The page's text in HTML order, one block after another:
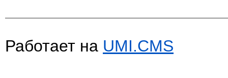
Работает на UMI.CMS